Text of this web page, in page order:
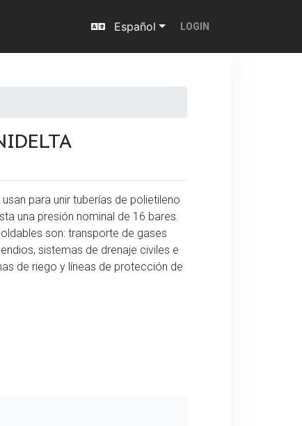
Español LOGIN
para unir tuberías de polietileno
una presión nominal de 16 bares.
son: transporte de gases
sistemas de drenaje civiles e
de riego y líneas de protección de